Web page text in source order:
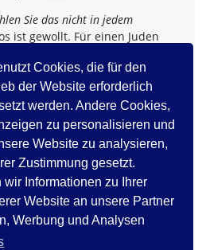
Cookies, die für den
der Website erforderlich
werden. Andere Cookies,
zu personalisieren und
Website zu analysieren,
Zustimmung gesetzt.
Informationen zu Ihrer
Website an unsere Partner
Werbung und Analysen
Sie das nicht in jedem
ist gewollt. Für einen Juden
auf dem Spiel. Und wie sehr
kann, zeigt ein Buber-
später entstand – nach der
das grauenhafteste Zeichen für
Nichts widerlegt doch
stärker als das,was
In diesem kurzen Text aus
an den Schweizer
Leonhard Ragaz (1868–1945)
klassischen Weise noch
gegen jegliche Christologie